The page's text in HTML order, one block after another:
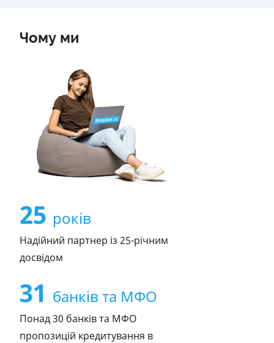
Чому ми
25 років
Надійний партнер із 25-річним
досвідом
31 банків та МФО
Понад 30 банків та МФО
пропозицій кредитування в